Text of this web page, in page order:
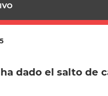
dado el salto de